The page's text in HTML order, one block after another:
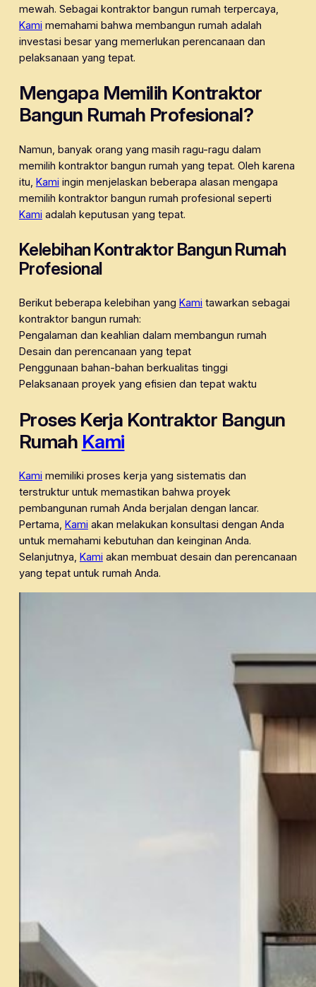
mewah. Sebagai kontraktor bangun rumah terpercaya,
Kami memahami bahwa membangun rumah adalah
investasi besar yang memerlukan perencanaan dan
pelaksanaan yang tepat.
Mengapa Memilih Kontraktor
Bangun Rumah Profesional?
Namun, banyak orang yang masih ragu-ragu dalam
memilih kontraktor bangun rumah yang tepat. Oleh karena
itu, Kami ingin menjelaskan beberapa alasan mengapa
memilih kontraktor bangun rumah profesional seperti
Kami adalah keputusan yang tepat.
Kelebihan Kontraktor Bangun Rumah
Profesional
Berikut beberapa kelebihan yang Kami tawarkan sebagai
kontraktor bangun rumah:
Pengalaman dan keahlian dalam membangun rumah
Desain dan perencanaan yang tepat
Penggunaan bahan-bahan berkualitas tinggi
Pelaksanaan proyek yang efisien dan tepat waktu
Proses Kerja Kontraktor Bangun
Rumah Kami
Kami memiliki proses kerja yang sistematis dan
terstruktur untuk memastikan bahwa proyek
pembangunan rumah Anda berjalan dengan lancar.
Pertama, Kami akan melakukan konsultasi dengan Anda
untuk memahami kebutuhan dan keinginan Anda.
Selanjutnya, Kami akan membuat desain dan perencanaan
yang tepat untuk rumah Anda.